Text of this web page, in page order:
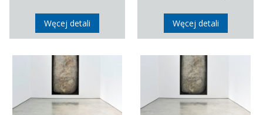
Węcej detali Węcej detali